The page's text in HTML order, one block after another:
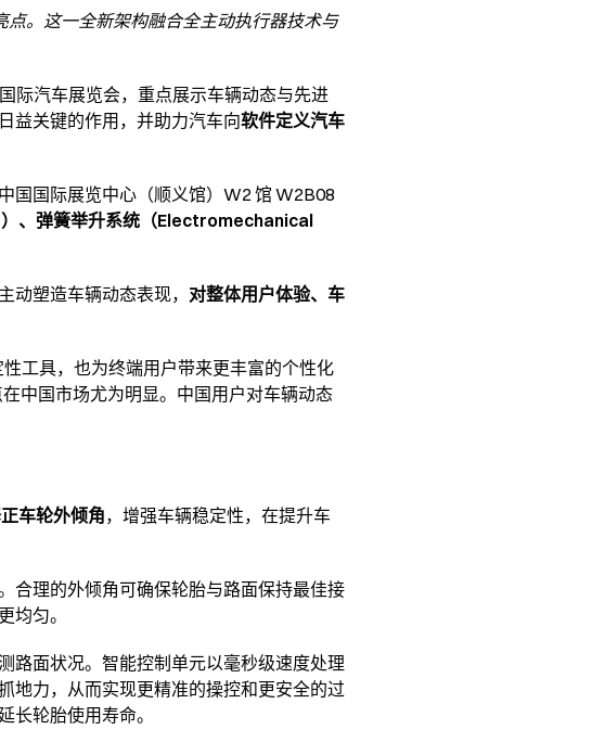
点。这一全新架构融合全主动执行器技术与
际汽车展览会，重点展示车辆动态与先进
益关键的作用，并助力汽车向软件定义汽车
国国际展览中心（顺义馆）W2 馆 W2B08
、弹簧举升系统（Electromechanical
塑造车辆动态表现， 对整体用户体验、车
工具，也为终端用户带来更丰富的个性化
中国市场尤为明显。中国用户对车辆动态
车轮外倾角，增强车辆稳定性，在提升车
合理的外倾角可确保轮胎与路面保持最佳接
均匀。
路面状况。智能控制单元以毫秒级速度处理
地力，从而实现更精准的操控和更安全的过
轮胎使用寿命。